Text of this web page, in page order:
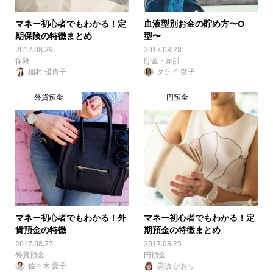
マネー初心者でもわかる！定
期保険の特徴まとめ
2017.08.29
保険
稲村 優貴子
血液型別お金の貯め方〜O
型〜
2017.08.28
貯金・家計
タケイ 啓子
外貨預金
マネー初心者でもわかる！外
貨預金の特徴
2017.08.27
外貨預金
佐々木 愛子
円預金
マネー初心者でもわかる！定
期預金の特徴まとめ
2017.08.25
円預金
黒須 かおり